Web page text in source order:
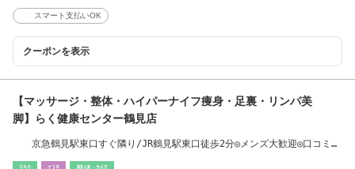
スマート支払いOK
クーポンを表示
【マッサージ・整体・ハイパーナイフ痩身・足裏・リンパ美
脚】らく健康センター鶴見店
京急鶴見駅東口すぐ隣り/JR鶴見駅東口徒歩2分◎メンズ大歓迎◎口コミ投